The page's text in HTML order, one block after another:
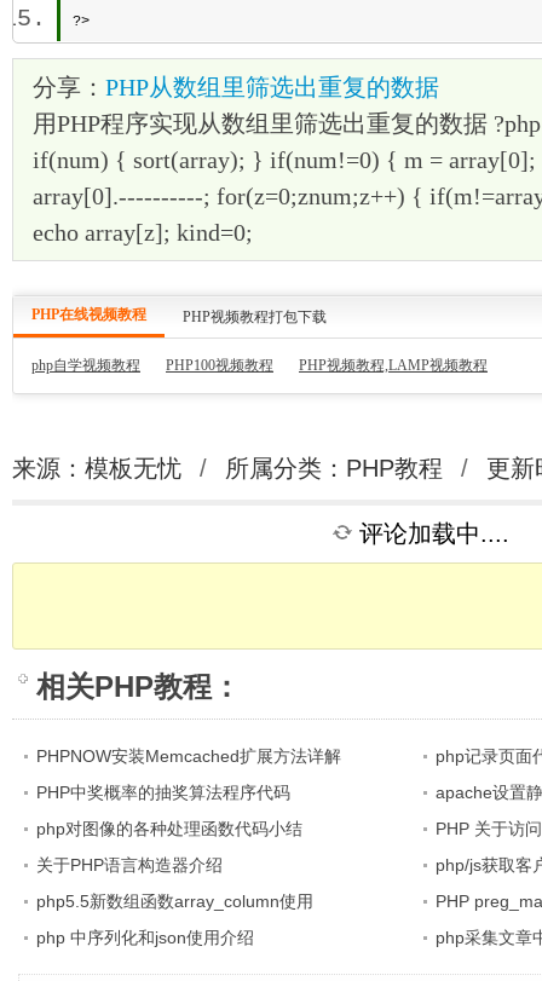
?>
分享： PHP从数组里筛选出重复的数据
用PHP程序实现从数组里筛选出重复的数据
if(num) { sort(array); } if(num!=0) { m = array[0];
array[0].----------; for(z=0;znum;z++) {
echo array[z]; kind=0;
PHP在线视频教程 PHP视频教程打包下载
php自学视频教程 PHP100视频教程 PHP视频教程,LAMP视频教程
来源：模板无忧 / 所属分类： PHP教程 / 更新
评论加载中....
相关PHP教程 ：
PHPNOW安装Memcached扩展方法详解
php记录页面
PHP中奖概率的抽奖算法程序代码
apache设置
php对图像的各种处理函数代码小结
PHP 关于访
关于PHP语言构造器介绍
php/js获取客
php5.5新数组函数array_column使用
PHP
php 中序列化和json使用介绍
php采集文章